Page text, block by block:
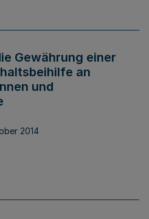
Gewährung einer
an
und
2014